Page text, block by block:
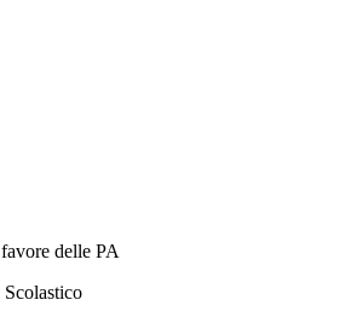
delle PA